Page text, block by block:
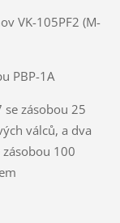
VK-105PF2 (M-
PBP-1A
zásobou 25
válců, a dva
100